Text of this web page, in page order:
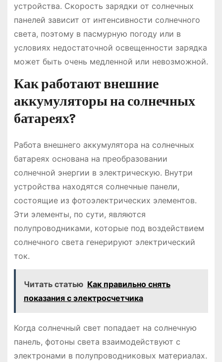
устройства. Скорость зарядки от солнечных
панелей зависит от интенсивности солнечного
света, поэтому в пасмурную погоду или в
условиях недостаточной освещенности зарядка
может быть очень медленной или невозможной.
Как работают внешние
аккумуляторы на солнечных
батареях?
Работа внешнего аккумулятора на солнечных
батареях основана на преобразовании
солнечной энергии в электрическую. Внутри
устройства находятся солнечные панели,
состоящие из фотоэлектрических элементов.
Эти элементы, по сути, являются
полупроводниками, которые под воздействием
солнечного света генерируют электрический
ток.
Читать статью Как правильно снять
показания с электросчетчика
Когда солнечный свет попадает на солнечную
панель, фотоны света взаимодействуют с
электронами в полупроводниковых материалах.